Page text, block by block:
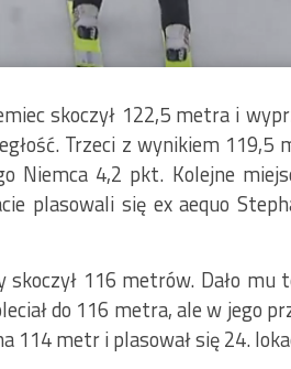
skoczył 122,5 metra i
Trzeci z wynikiem 119,5
Niemca 4,2 pkt. Kolejne
plasowali się ex aequo
skoczył 116 metrów. Dało mu
do 116 metra, ale w jego
114 metr i plasował się 24.